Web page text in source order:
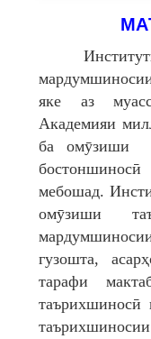
яке аз
Академияи
ба омӯзиши
мебошад.
омӯзиши
гузошта,
тарафи
таърихшиносӣ